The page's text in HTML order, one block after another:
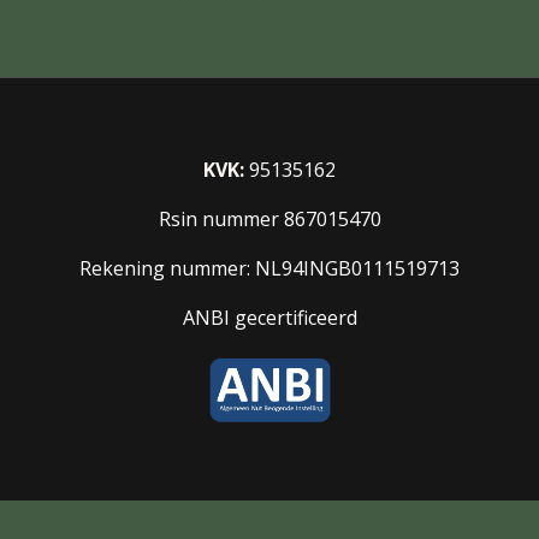
KVK:95135162
Rsin nummer 867015470
Rekening nummer: NL94INGB0111519713
ANBI gecertificeerd